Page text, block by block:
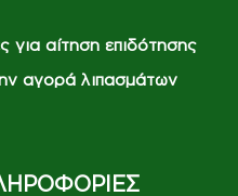
για αίτηση επιδότησης
αγορά λιπασμάτων